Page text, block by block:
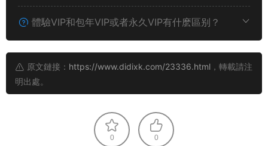
體驗VIP和包年VIP或者永久VIP有什麽區别？
原文鏈接： https://www.didixk.com/23336.html ，轉載請注
明出處。
0 0